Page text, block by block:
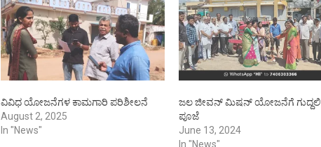
ವಿವಿಧ ಯೋಜನೆಗಳ ಕಾಮಗಾರಿ ಪರಿಶೀಲನೆ
August 2, 2025
In "News"
ಜಲ ಜೀವನ್ ಮಿಷನ್ ಯೋಜನೆಗೆ ಗುದ್ದಲಿ
ಪೂಜೆ
June 13, 2024
In "News"